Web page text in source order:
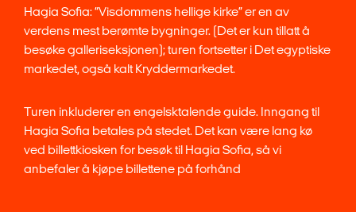
Hagia Sofia: “Visdommens hellige kirke” er en av
verdens mest berømte bygninger. (Det er kun tillatt å
besøke galleriseksjonen); turen fortsetter i Det egyptiske
markedet, også kalt Kryddermarkedet.
Turen inkluderer en engelsktalende guide. Inngang til
Hagia Sofia betales på stedet. Det kan være lang kø
ved billettkiosken for besøk til Hagia Sofia, så vi
anbefaler å kjøpe billettene på forhånd